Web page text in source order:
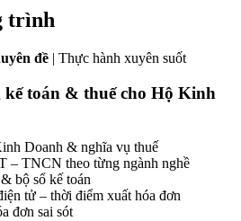
trình
đề | Thực hành xuyên suốt
kế toán & thuế cho Hộ Kinh
Doanh & nghĩa vụ thuế
– TNCN theo từng ngành nghề
bộ sổ kế toán
tử – thời điểm xuất hóa đơn
đơn sai sót